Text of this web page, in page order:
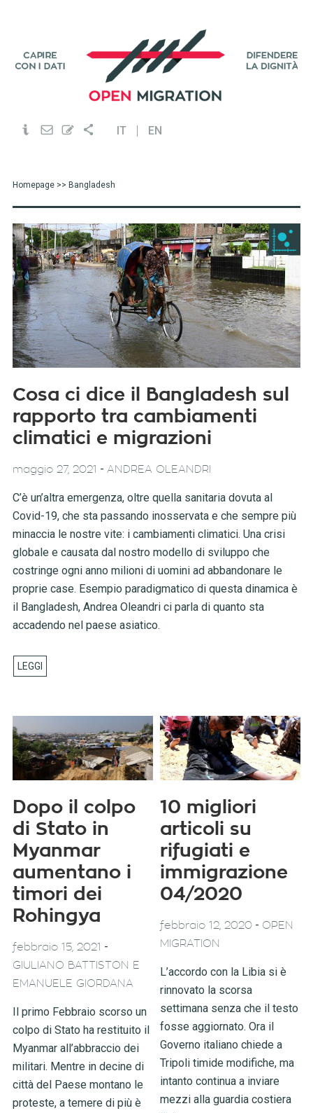
IT EN
Homepage>> Bangladesh
Cosa ci dice il Bangladesh sul
rapporto tra cambiamenti
climatici e migrazioni
maggio 27, 2021 - ANDREA OLEANDRI
C’è un’altra emergenza, oltre quella sanitaria dovuta al
Covid-19, che sta passando inosservata e che sempre più
minaccia le nostre vite: i cambiamenti climatici. Una crisi
globale e causata dal nostro modello di sviluppo che
costringe ogni anno milioni di uomini ad abbandonare le
proprie case. Esempio paradigmatico di questa dinamica è
il Bangladesh, Andrea Oleandri ci parla di quanto sta
accadendo nel paese asiatico.
Dopo il colpo
di Stato in
Myanmar
aumentano i
timori dei
Rohingya
febbraio 15, 2021 -
GIULIANO BATTISTON E
EMANUELE GIORDANA
Il primo Febbraio scorso un
colpo di Stato ha restituito il
Myanmar all’abbraccio dei
militari. Mentre in decine di
città del Paese montano le
proteste, a temere di più è
10 migliori
articoli su
rifugiati e
immigrazione
04/2020
febbraio 12, 2020 - OPEN
MIGRATION
L’accordo con la Libia si è
rinnovato la scorsa
settimana senza che il testo
fosse aggiornato. Ora il
Governo italiano chiede a
Tripoli timide modifiche, ma
intanto continua a inviare
mezzi alla guardia costiera